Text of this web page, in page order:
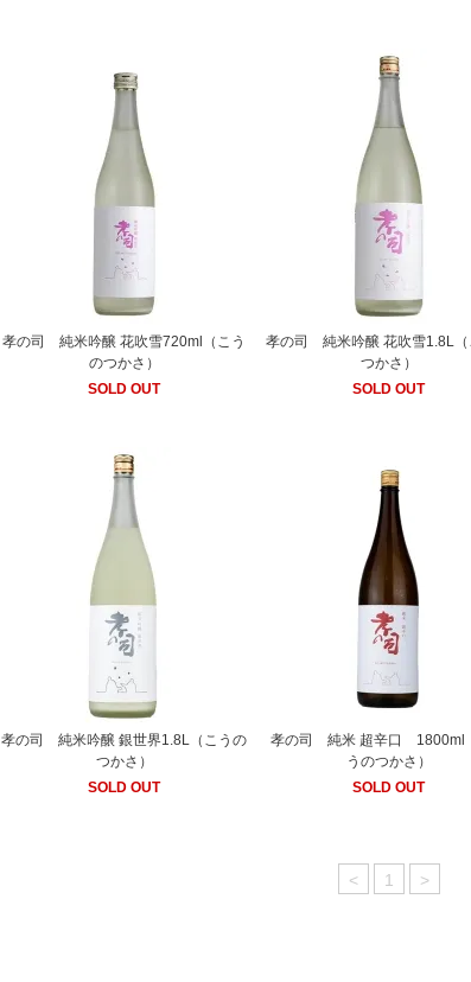
孝の司 純米吟醸 花吹雪720ml（こう
のつかさ）
SOLD OUT
孝の司 純米吟醸 花吹雪1.8L（
つかさ）
SOLD OUT
孝の司 純米吟醸 銀世界1.8L（こうの
つかさ）
SOLD OUT
孝の司 純米 超辛口
うのつかさ）
SOLD OUT
< 1 >